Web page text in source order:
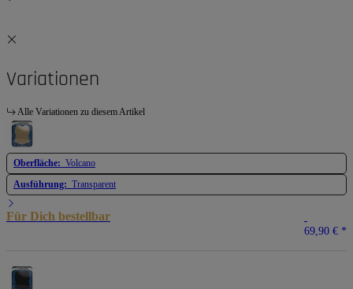
Variationen
Alle Variationen zu diesem Artikel
Oberfläche: Volcano
Ausführung: Transparent
Für Dich bestellbar
69,90 € *